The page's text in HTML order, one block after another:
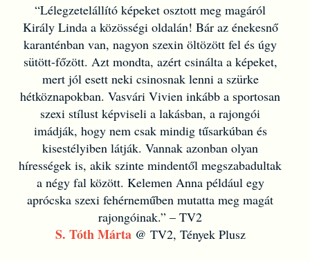
“Lélegzetelállító képeket osztott meg magáról
Király Linda a közösségi oldalán! Bár az énekesnő
karanténban van, nagyon szexin öltözött fel és úgy
sütött-főzött. Azt mondta, azért csinálta a képeket,
mert jól esett neki csinosnak lenni a szürke
hétköznapokban. Vasvári Vivien inkább a sportosan
szexi stílust képviseli a lakásban, a rajongói
imádják, hogy nem csak mindig tűsarkúban és
kisestélyiben látják. Vannak azonban olyan
hírességek is, akik szinte mindentől megszabadultak
a négy fal között. Kelemen Anna például egy
aprócska szexi fehérneműben mutatta meg magát
rajongóinak.” – TV2
S. Tóth Márta@ TV2, Tények Plusz